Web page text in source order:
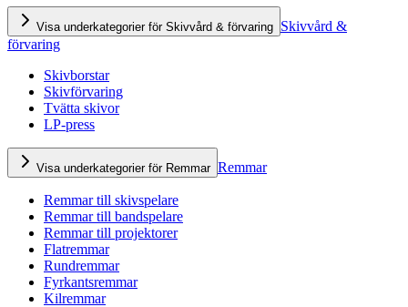
Visa underkategorier för Skivvård & förvaring Skivvård &
förvaring
Skivborstar
Skivförvaring
Tvätta skivor
LP-press
Visa underkategorier för Remmar Remmar
Remmar till skivspelare
Remmar till bandspelare
Remmar till projektorer
Flatremmar
Rundremmar
Fyrkantsremmar
Kilremmar